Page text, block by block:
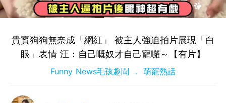
貴賓狗狗無奈成「網紅」 被主人強迫拍片展現「白
眼」表情 汪：自己嘅奴才自己寵囉～【有片】
Funny News毛孩趣聞 萌寵熱話